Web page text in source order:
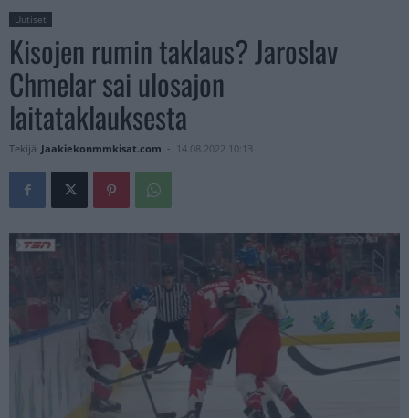
Uutiset
Kisojen rumin taklaus? Jaroslav
Chmelar sai ulosajon
laitataklauksesta
Tekijä Jaakiekonmmkisat.com - 14.08.2022 10:13